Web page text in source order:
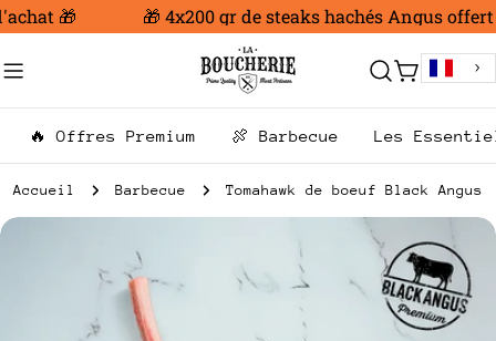
Aller
contenu
🎁 🎁 4x200 gr de steaks hachés Angus offert
Chariot
🔥 Offres Premium 🍖 Barbecue Les
Accueil Barbecue Tomahawk de boeuf Black Angus
Passer
informations